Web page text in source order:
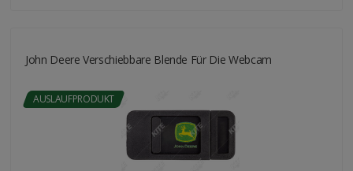
John Deere Verschiebbare Blende Für Die Webcam
AUSLAUFPRODUKT